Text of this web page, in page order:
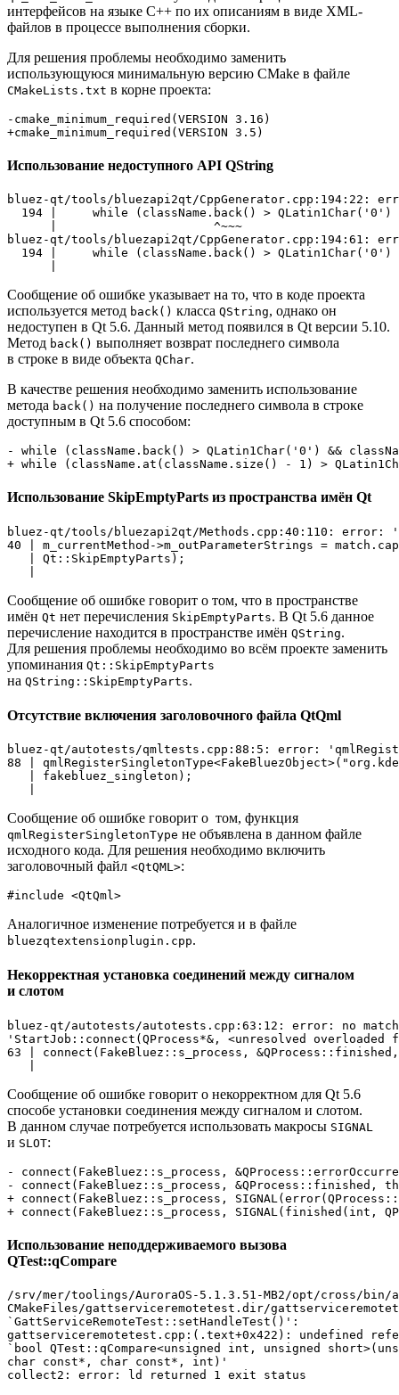
интерфейсов на языке C++ по их описаниям в виде XML-
файлов в процессе выполнения сборки.
Для решения проблемы необходимо заменить
использующуюся минимальную версию CMake в файле
CMakeLists.txt в корне проекта:
-cmake_minimum_required(VERSION 3.16)
+cmake_minimum_required(VERSION 3.5)
Использование недоступного API QString
bluez-qt/tools/bluezapi2qt/CppGenerator.cpp:194:22:
194 |     while (className.back() >
      |                      ^~~~
bluez-qt/tools/bluezapi2qt/CppGenerator.cpp:194:61:
194 |     while (className.back() >
Сообщение об ошибке указывает на то, что в коде проекта
используется метод back() класса QString, однако он
недоступен в Qt 5.6. Данный метод появился в Qt версии 5.10.
Метод back() выполняет возврат последнего символа
в строке в виде объекта QChar.
В качестве решения необходимо заменить использование
метода back() на получение последнего символа в строке
доступным в Qt 5.6 способом:
- while (className.back() > QLatin1Char('0') &&
+ while (className.at(className.size() - 1) >
Использование SkipEmptyParts из пространства имён Qt
bluez-qt/tools/bluezapi2qt/Methods.cpp:40:110: error:
40 | m_currentMethod->m_outParameterStrings =
   | Qt::SkipEmptyParts);
Сообщение об ошибке говорит о том, что в пространстве
имён Qt нет перечисления SkipEmptyParts. В Qt 5.6 данное
перечисление находится в пространстве имён QString.
Для решения проблемы необходимо во всём проекте заменить
упоминания Qt::SkipEmptyParts
на QString::SkipEmptyParts.
Отсутствие включения заголовочного файла QtQml
bluez-qt/autotests/qmltests.cpp:88:5: error:
88 |
   | fakebluez_singleton);
Сообщение об ошибке говорит о том, функция
qmlRegisterSingletonType не объявлена в данном файле
исходного кода. Для решения необходимо включить
заголовочный файл <QtQML>:
#include <QtQml>
Аналогичное изменение потребуется и в файле
bluezqtextensionplugin.cpp.
Некорректная установка соединений между сигналом
и слотом
bluez-qt/autotests/autotests.cpp:63:12: error: no
'StartJob::connect(QProcess*&, <unresolved
63 | connect(FakeBluez::s_process,
Сообщение об ошибке говорит о некорректном для Qt 5.6
способе установки соединения между сигналом и слотом.
В данном случае потребуется использовать макросы SIGNAL
и SLOT:
- connect(FakeBluez::s_process,
- connect(FakeBluez::s_process, &QProcess::finished,
+ connect(FakeBluez::s_process,
+ connect(FakeBluez::s_process,
Использование неподдерживаемого вызова
QTest::qCompare
/srv/mer/toolings/AuroraOS-5.1.3.51-MB2/opt/cross/
CMakeFiles/gattserviceremotetest.dir/
`GattServiceRemoteTest::setHandleTest()':
gattserviceremotetest.cpp:(.text+0x422): undefined
`bool QTest::qCompare<unsigned int, unsigned
char const*, char const*, int)'